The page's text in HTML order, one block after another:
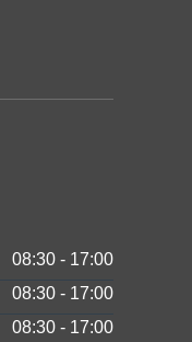
08:30 - 17:00
08:30 - 17:00
08:30 - 17:00